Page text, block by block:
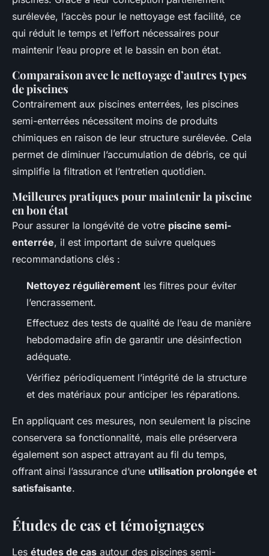
surélevée, l’accès pour le nettoyage est facilité, ce
qui réduit le temps et l’effort nécessaires pour
maintenir l’eau propre et le bassin en bon état.
Comparaison avec le nettoyage d’autres types
de piscines
Contrairement aux piscines enterrées, les piscines
semi-enterrées nécessitent moins de produits
chimiques en raison de leur structure surélevée. Cela
permet de diminuer l’accumulation de débris, ce qui
simplifie la filtration et l’entretien quotidien.
Meilleures pratiques pour maintenir la piscine
en bon état
Pour assurer la longévité de votre piscine semi-
enterrée, il est important de suivre quelques
recommandations clés :
Nettoyez régulièrement les filtres pour éviter
l’encrassement.
Effectuez des tests de qualité de l’eau de manière
hebdomadaire afin de garantir une désinfection
adéquate.
Vérifiez périodiquement l’intégrité de la structure
et des matériaux pour anticiper les réparations.
En appliquant ces mesures, non seulement la piscine
conservera sa fonctionnalité, mais elle préservera
également son aspect attrayant au fil du temps,
offrant ainsi l’assurance d’une utilisation prolongée et
satisfaisante.
Études de cas et témoignages
Les études de cas autour des piscines semi-